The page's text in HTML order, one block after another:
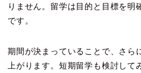
りません。留学は目的と目標を明
です。
期間が決まっていることで、さら
上がります。短期留学も検討して